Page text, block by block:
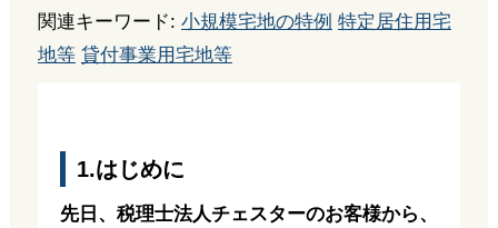
関連キーワード: 小規模宅地の特例 特定居住用宅
地等 貸付事業用宅地等
1.はじめに
先日、税理士法人チェスターのお客様から、